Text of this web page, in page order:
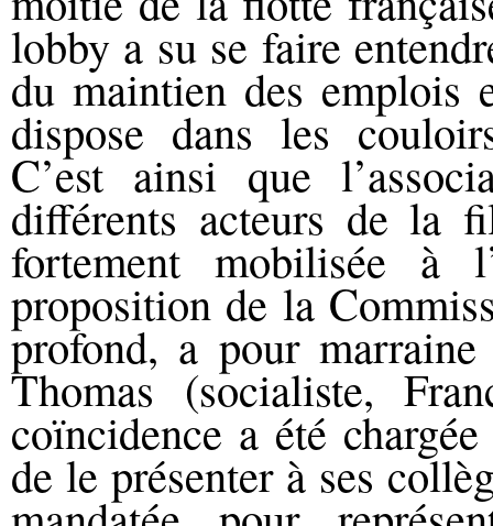
lobby a su se faire
du maintien des
dispose dans les
C’est ainsi que
différents acteurs de la
fortement mobilisée à
proposition de la
profond, a pour marraine
Thomas (socialiste,
coïncidence a été
de le présenter à ses